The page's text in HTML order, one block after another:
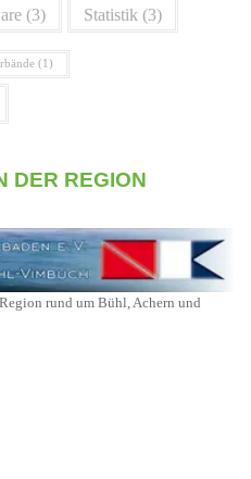
(3) Statistik (3)
(1)
DER REGION
rund um Bühl, Achern und